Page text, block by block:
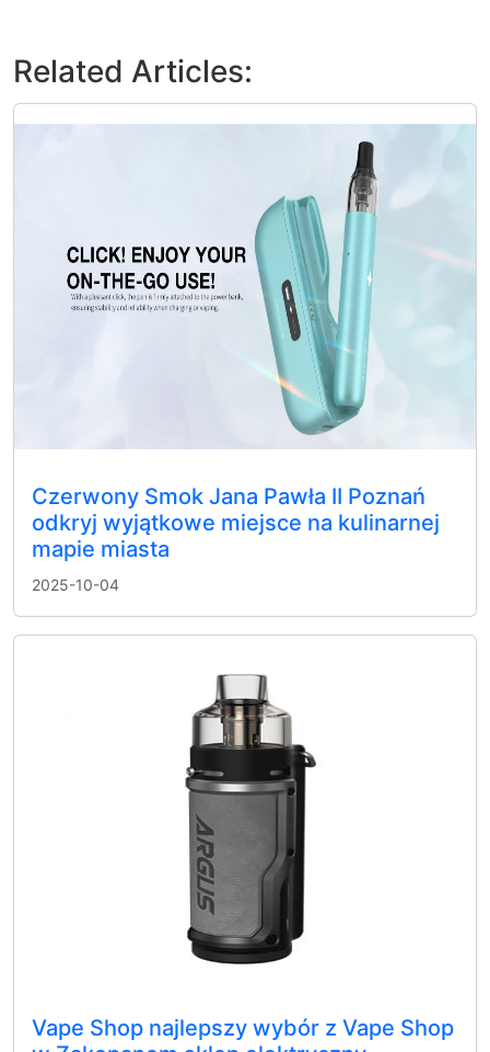
Related Articles:
Czerwony Smok Jana Pawła II Poznań
odkryj wyjątkowe miejsce na kulinarnej
mapie miasta
2025-10-04
Vape Shop najlepszy wybór z Vape Shop